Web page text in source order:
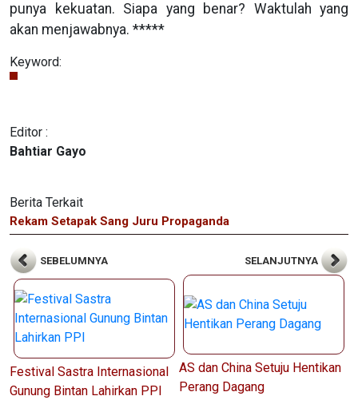
punya kekuatan. Siapa yang benar? Waktulah yang
akan menjawabnya. *****
Keyword:
Editor :
Bahtiar Gayo
Berita Terkait
Rekam Setapak Sang Juru Propaganda
SEBELUMNYA
Festival Sastra Internasional
Gunung Bintan Lahirkan PPI
SELANJUTNYA
AS dan China Setuju Hentikan
Perang Dagang